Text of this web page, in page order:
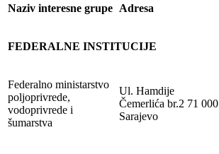
Naziv interesne grupe Adresa
FEDERALNE INSTITUCIJE
Federalno ministarstvo
poljoprivrede,
vodoprivrede i
šumarstva
Ul. Hamdije
Čemerlića br.2 71 000
Sarajevo